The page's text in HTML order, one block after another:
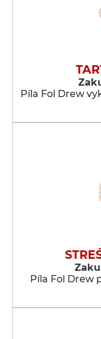
Píla Fol Drew
Píla Fol Drew